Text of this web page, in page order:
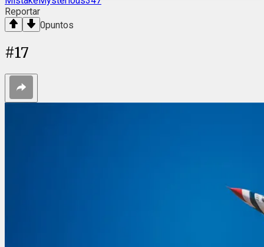
Reportar
0puntos
#17